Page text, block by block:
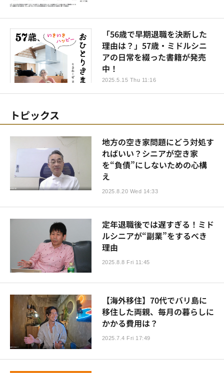
「56歳で早期退職を決断した
理由は？」57歳・ミドルシニ
アの日常を綴った書籍が発売
中！
2025.5.15 Thu 11:16
トピックス
地方の空き家問題にどう対処す
ればいい？シニアが空き家
を“負債”にしないための心構
え
2025.8.20 Wed 14:33
定年退職後では遅すぎる！ミド
ルシニアが“副業”をするべき
理由
2025.8.8 Fri 11:45
【海外移住】70代でバリ島に
移住した両親、毎月の暮らしに
かかる費用は？
2025.7.4 Fri 17:49